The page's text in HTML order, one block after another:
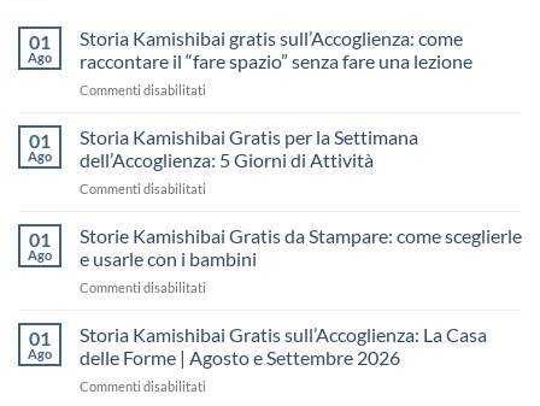
01
Ago
Storia Kamishibai gratis sull’Accoglienza: come
raccontare il “fare spazio” senza fare una lezione
Commenti disabilitati
Kamishibai
gratis
sull’Accoglienza:
il
“fare
una
lezione
01
Ago
Storia Kamishibai Gratis per la Settimana
dell’Accoglienza: 5 Giorni di Attività
Commenti disabilitati
Kamishibai
Gratis
per
dell’Accoglienza:
Giorni
01
Ago
Storie Kamishibai Gratis da Stampare: come sceglierle
e usarle con i bambini
Commenti disabilitati
Kamishibai
Gratis
da
01
Ago
Storia Kamishibai Gratis sull’Accoglienza: La Casa
delle Forme | Agosto e Settembre 2026
Commenti disabilitati